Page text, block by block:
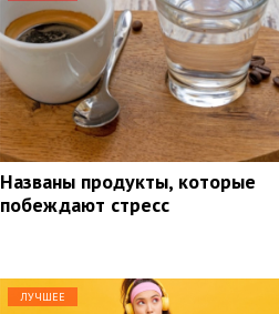
Названы продукты, которые
побеждают стресс
ЛУЧШЕЕ